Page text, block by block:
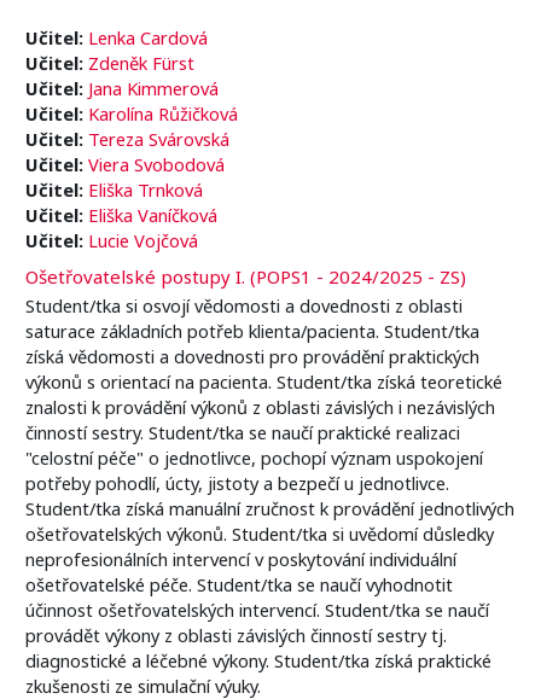
Učitel: Lenka Cardová
Učitel: Zdeněk Fürst
Učitel: Jana Kimmerová
Učitel: Karolína Růžičková
Učitel: Tereza Svárovská
Učitel: Viera Svobodová
Učitel: Eliška Trnková
Učitel: Eliška Vaníčková
Učitel: Lucie Vojčová
Ošetřovatelské postupy I. (POPS1 - 2024/2025 - ZS)
Student/tka si osvojí vědomosti a dovednosti z oblasti
saturace základních potřeb klienta/pacienta. Student/tka
získá vědomosti a dovednosti pro provádění praktických
výkonů s orientací na pacienta. Student/tka získá teoretické
znalosti k provádění výkonů z oblasti závislých i nezávislých
činností sestry. Student/tka se naučí praktické realizaci
"celostní péče" o jednotlivce, pochopí význam uspokojení
potřeby pohodlí, úcty, jistoty a bezpečí u jednotlivce.
Student/tka získá manuální zručnost k provádění jednotlivých
ošetřovatelských výkonů. Student/tka si uvědomí důsledky
neprofesionálních intervencí v poskytování individuální
ošetřovatelské péče. Student/tka se naučí vyhodnotit
účinnost ošetřovatelských intervencí. Student/tka se naučí
provádět výkony z oblasti závislých činností sestry tj.
diagnostické a léčebné výkony. Student/tka získá praktické
zkušenosti ze simulační výuky.